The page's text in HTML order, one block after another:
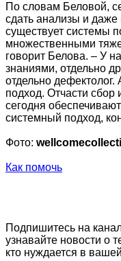
По словам Беловой,
сдать анализы и даже
существует системы
множественными
говорит Белова. – У
знаниями, отдельно
отдельно
подход. Отчасти
сегодня
системный подход,
Фото:
Как помочь
Подпишитесь на
узнавайте новости о
кто нуждается в